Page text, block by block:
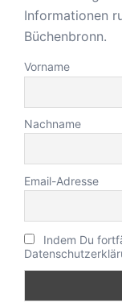
Informationen
Büchenbronn.
Vorname
Nachname
Email-Adresse
Indem Du